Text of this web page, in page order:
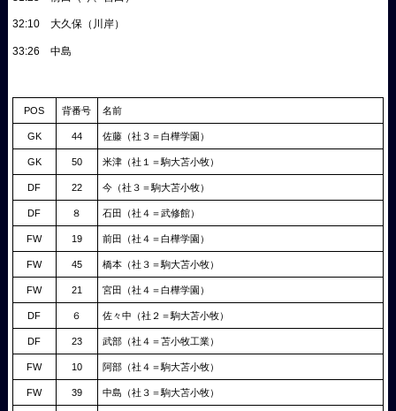
32:10 大久保（川岸）
33:26 中島
POS 背番号 名前
GK 44 佐藤（社３＝白樺学園）
GK 50 米津（社１＝駒大苫小牧）
DF 22 今（社３＝駒大苫小牧）
DF ８ 石田（社４＝武修館）
FW 19 前田（社４＝白樺学園）
FW 45 橋本（社３＝駒大苫小牧）
FW 21 宮田（社４＝白樺学園）
DF ６ 佐々中（社２＝駒大苫小牧）
DF 23 武部（社４＝苫小牧工業）
FW 10 阿部（社４＝駒大苫小牧）
FW 39 中島（社３＝駒大苫小牧）